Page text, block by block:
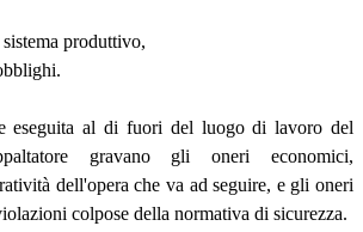
produttivo,
eseguita al di fuori del luogo di lavoro del
gravano gli oneri economici,
dell'opera che va ad seguire, e gli oneri
colpose della normativa di sicurezza.